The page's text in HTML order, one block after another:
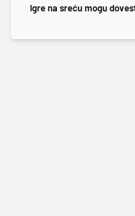
Igre na sreću mogu